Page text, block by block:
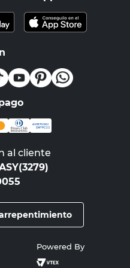
al cliente
Powered By